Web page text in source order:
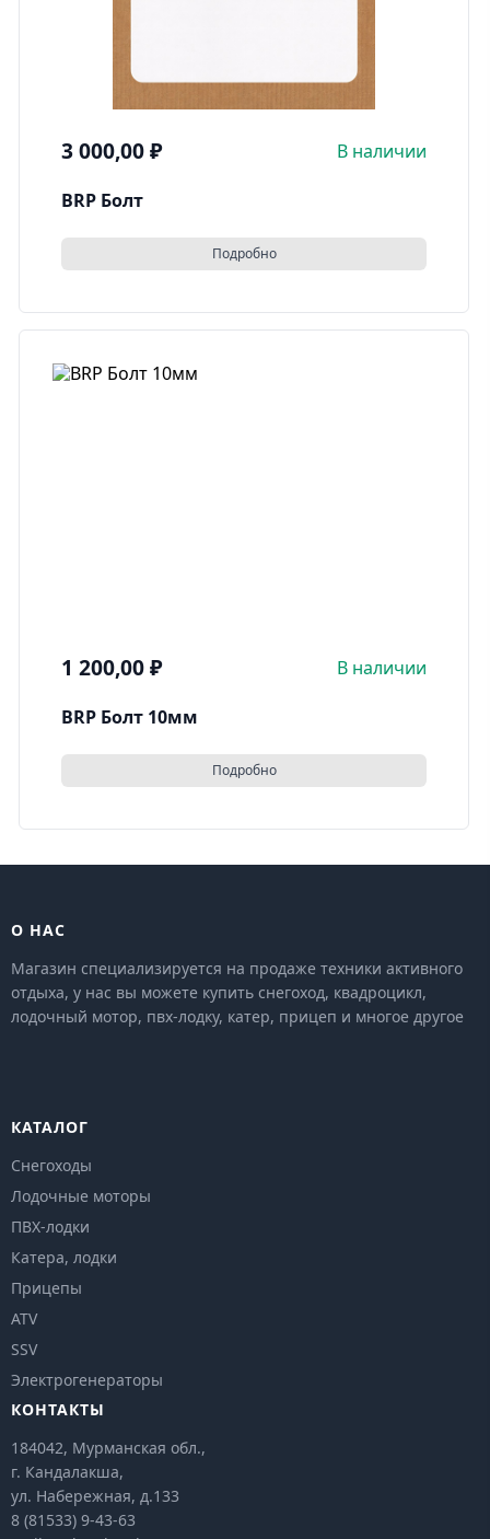
3 000,00₽ В наличии
BRP Болт
Подробно
1 200,00₽ В наличии
BRP Болт 10мм
Подробно
О НАС
Магазин специализируется на продаже техники активного
отдыха, у нас вы можете купить снегоход, квадроцикл,
лодочный мотор, пвх-лодку, катер, прицеп и многое другое
КАТАЛОГ
Снегоходы
Лодочные моторы
ПВХ-лодки
Катера, лодки
Прицепы
ATV
SSV
Электрогенераторы
КОНТАКТЫ
184042, Мурманская обл.,
г. Кандалакша,
ул. Набережная, д.133
8 (81533) 9-43-63